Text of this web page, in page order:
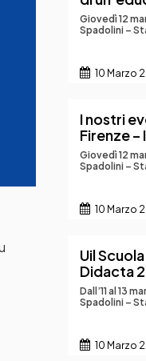
qualità
Giovedì 12
Spadolini –
10 Marzo
I nostri
Firenze
MAECI
Giovedì 12
Spadolini –
10 Marzo
Uil
Didacta
al centro
Dall’11 al 13
Spadolini –
ricco
incontri10 Marzo